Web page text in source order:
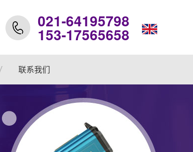
021-64195798
153-17565658
联系我们